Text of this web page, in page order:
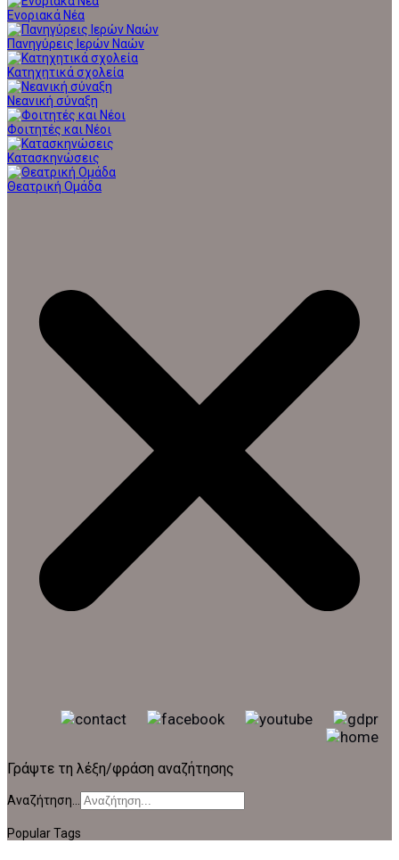
Ενοριακά Νέα
Πανηγύρεις Ιερών Ναών
Κατηχητικά σχολεία
Νεανική σύναξη
Φοιτητές και Νέοι
Κατασκηνώσεις
Θεατρική Ομάδα
Γράψτε τη λέξη/φράση αναζήτησης
Αναζήτηση...
Popular Tags